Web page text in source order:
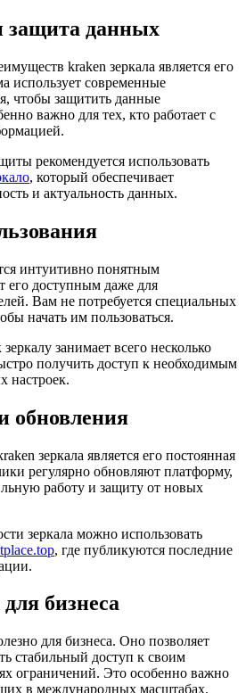
защита данных
kraken зеркала является его
использует современные
чтобы защитить данные
важно для тех, кто работает с
рекомендуется использовать
, который обеспечивает
и актуальность данных.
интуитивно понятным
его доступным даже для
Вам не потребуется специальных
начать им пользоваться.
занимает всего несколько
получить доступ к необходимым
настроек.
обновления
зеркала является его постоянная
регулярно обновляют платформу,
работу и защиту от новых
зеркала можно использовать
, где публикуются последние
бизнеса
для бизнеса. Оно позволяет
стабильный доступ к своим
ограничений. Это особенно важно
в международных масштабах.